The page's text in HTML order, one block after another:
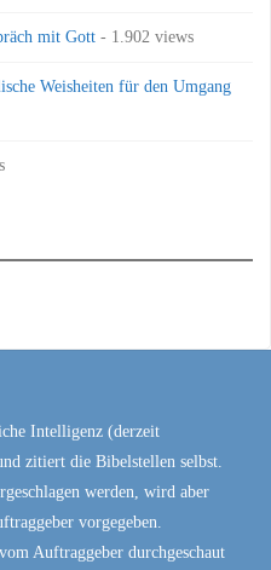
mit Gott - 1.902 views
Weisheiten für den Umgang
Intelligenz (derzeit
zitiert die Bibelstellen selbst.
werden, wird aber
vorgegeben.
Auftraggeber durchgeschaut